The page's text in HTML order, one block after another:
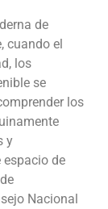
de
cuando el
los
se
los
y
espacio de
Nacional